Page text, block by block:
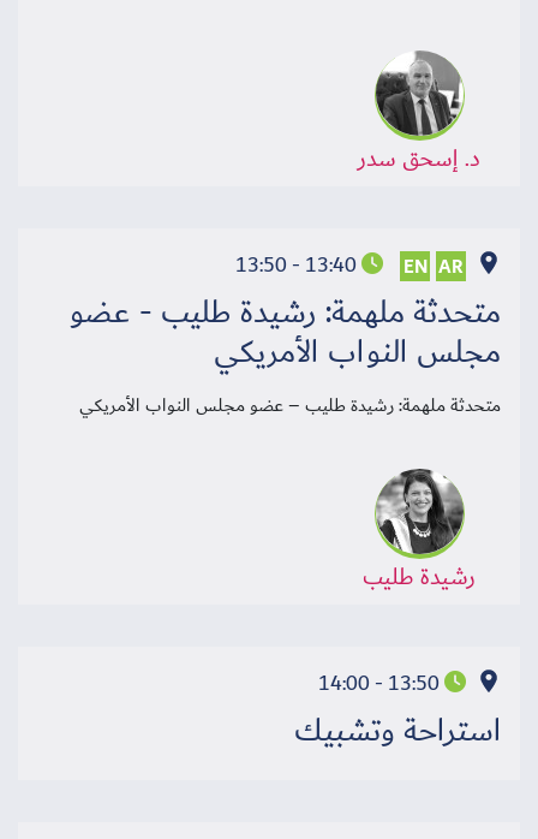
د. إسحق سدر
AR
EN
13:40 - 13:50
متحدثة ملهمة: رشيدة طليب - عضو
مجلس النواب الأمريكي
متحدثة ملهمة: رشيدة طليب – عضو مجلس النواب الأمريكي
رشيدة طليب
13:50 - 14:00
استراحة وتشبيك